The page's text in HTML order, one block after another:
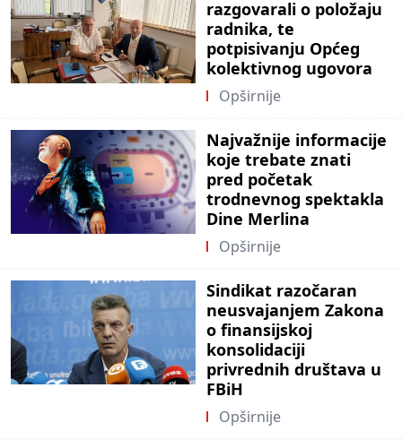
razgovarali o položaju
radnika, te
potpisivanju Općeg
kolektivnog ugovora
Opširnije
Najvažnije informacije
koje trebate znati
pred početak
trodnevnog spektakla
Dine Merlina
Opširnije
Sindikat razočaran
neusvajanjem Zakona
o finansijskoj
konsolidaciji
privrednih društava u
FBiH
Opširnije